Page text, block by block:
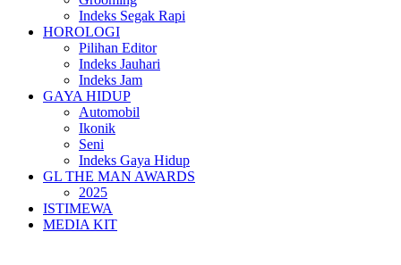
Indeks Segak Rapi
HOROLOGI
Pilihan Editor
Indeks Jauhari
Indeks Jam
GAYA HIDUP
Automobil
Ikonik
Seni
Indeks Gaya Hidup
GL THE MAN AWARDS
2025
ISTIMEWA
MEDIA KIT